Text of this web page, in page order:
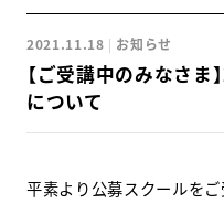
エッセイ
童話
ライティング
2021.11.18 お知らせ
【ご受講中のみなさ
について
平素より公募スクールを